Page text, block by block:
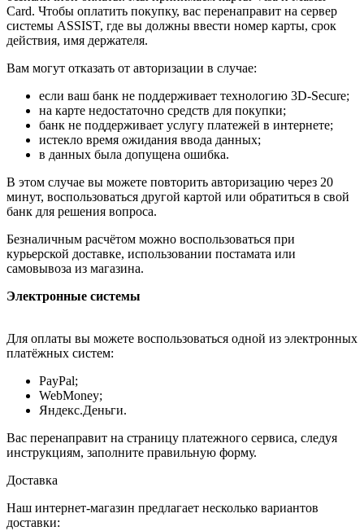
Card. Чтобы оплатить покупку, вас перенаправит на сервер
системы ASSIST, где вы должны ввести номер карты, срок
действия, имя держателя.
Вам могут отказать от авторизации в случае:
если ваш банк не поддерживает технологию 3D-Secure;
на карте недостаточно средств для покупки;
банк не поддерживает услугу платежей в интернете;
истекло время ожидания ввода данных;
в данных была допущена ошибка.
В этом случае вы можете повторить авторизацию через 20
минут, воспользоваться другой картой или обратиться в свой
банк для решения вопроса.
Безналичным расчётом можно воспользоваться при
курьерской доставке, использовании постамата или
самовывоза из магазина.
Электронные системы
Для оплаты вы можете воспользоваться одной из электронных
платёжных систем:
PayPal;
WebMoney;
Яндекс.Деньги.
Вас перенаправит на страницу платежного сервиса, следуя
инструкциям, заполните правильную форму.
Доставка
Наш интернет-магазин предлагает несколько вариантов
доставки: